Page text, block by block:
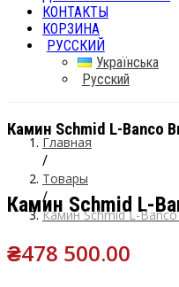
КОНТАКТЫ
КОРЗИНА
РУССКИЙ
Українська
Русский
Главная
/
Товары
/
Камин Schmid L-
Камин Schmid L-Banco
Камин Schmid L-
₴478 500.00